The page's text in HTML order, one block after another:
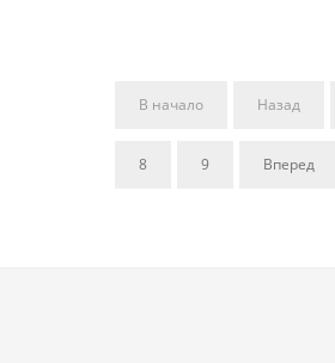
В начало Назад
8 9 Вперед